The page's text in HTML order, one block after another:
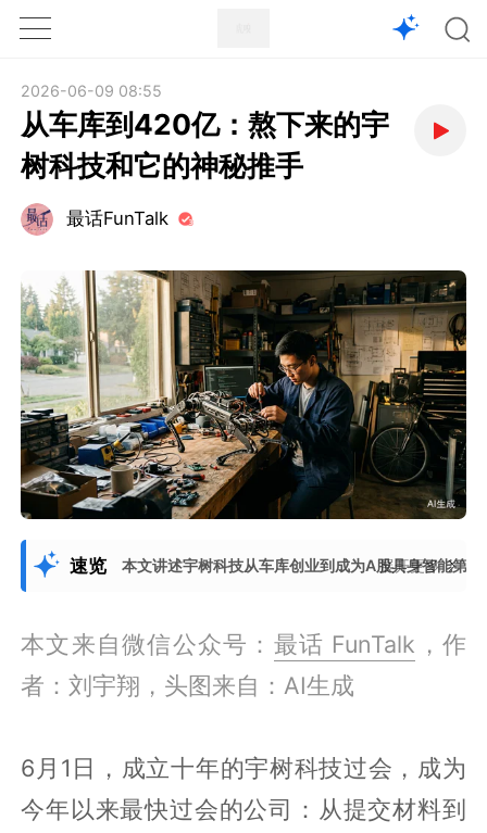
1X
2026-06-09 08:55
从车库到420亿：熬下来的宇
树科技和它的神秘推手
最话FunTalk
速览 本文讲述宇树科技从车库创业到成为A股具身智能第
展开更多
本文来自微信公众号： 最话 FunTalk ，作
者：刘宇翔，头图来自：AI生成
6月1日，成立十年的宇树科技过会，成为
今年以来最快过会的公司：从提交材料到